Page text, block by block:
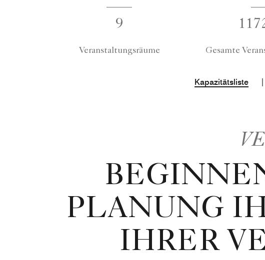
9
Veranstaltungsräume Gesamte
Kapazitätsliste
PLANUNG
IHRER